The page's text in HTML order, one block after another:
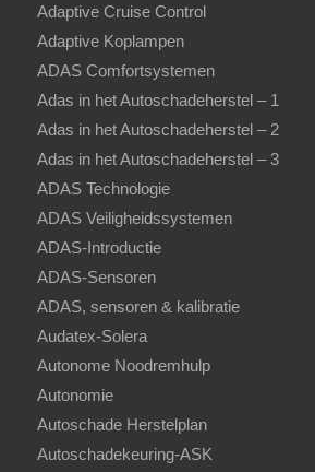
Adaptive Cruise Control
Adaptive Koplampen
ADAS Comfortsystemen
Adas in het Autoschadeherstel – 1
Adas in het Autoschadeherstel – 2
Adas in het Autoschadeherstel – 3
ADAS Technologie
ADAS Veiligheidssystemen
ADAS-Introductie
ADAS-Sensoren
ADAS, sensoren & kalibratie
Audatex-Solera
Autonome Noodremhulp
Autonomie
Autoschade Herstelplan
Autoschadekeuring-ASK